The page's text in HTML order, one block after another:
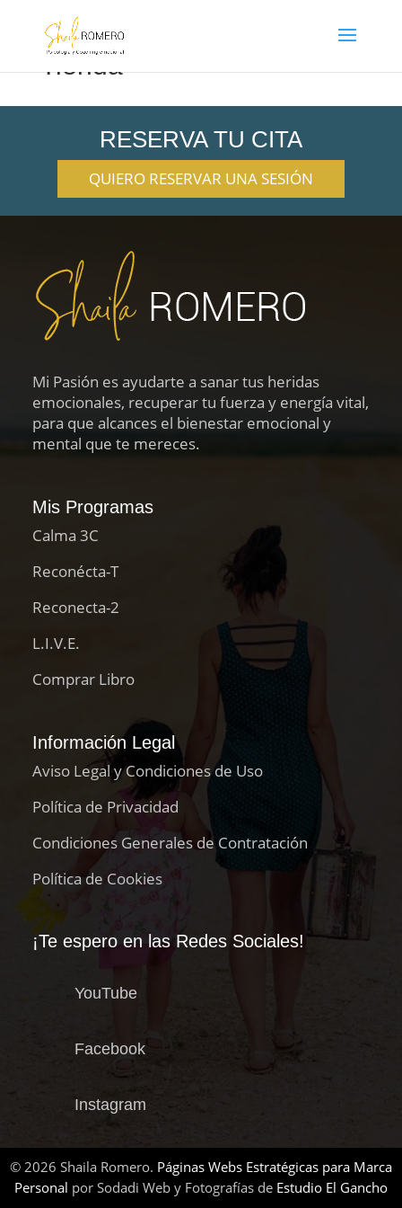
Tienda
RESERVA TU CITA
QUIERO RESERVAR UNA SESIÓN
Mi Pasión es ayudarte a sanar tus heridas
emocionales, recuperar tu fuerza y energía vital,
para que alcances el bienestar emocional y
mental que te mereces.
Mis Programas
Calma 3C
Reconécta-T
Reconecta-2
L.I.V.E.
Comprar Libro
Información Legal
Aviso Legal y Condiciones de Uso
Política de Privacidad
Condiciones Generales de Contratación
Política de Cookies
¡Te espero en las Redes Sociales!
YouTube
Facebook
Instagram
© 2026 Shaila Romero. Páginas Webs Estratégicas para Marca
Personal por Sodadi Web y Fotografías de Estudio El Gancho